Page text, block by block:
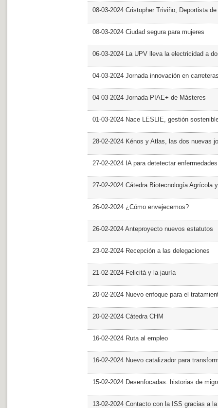
08-03-2024 Cristopher Triviño, Deportista
08-03-2024 Ciudad segura para mujeres
06-03-2024 La UPV lleva la electricidad a
04-03-2024 Jornada innovación en
04-03-2024 Jornada PIAE+ de Másteres
01-03-2024 Nace LESLIE, gestión
28-02-2024 Kénos y Atlas, las dos nuevas
27-02-2024 IA para detetectar
27-02-2024 Cátedra Biotecnología Agrícola
26-02-2024 ¿Cómo envejecemos?
26-02-2024 Anteproyecto nuevos estatutos
23-02-2024 Recepción a las delegaciones
21-02-2024 Felicità y la jauría
20-02-2024 Nuevo enfoque para el
20-02-2024 Cátedra CHM
16-02-2024 Ruta al empleo
16-02-2024 Nuevo catalizador para
15-02-2024 Desenfocadas: historias de
13-02-2024 Contacto con la ISS gracias a